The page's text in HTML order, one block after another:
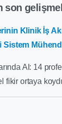
son
Klinik İş
Sistem
AI: 14
fikir ortaya